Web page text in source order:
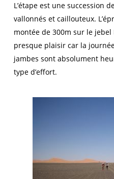
L’étape est une succession
vallonnés et caillouteux.
montée de 300m sur le
presque plaisir car la
jambes sont absolument
type d’effort.